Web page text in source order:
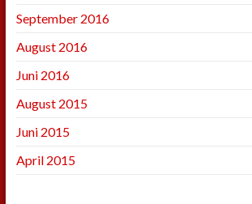
September 2016
August 2016
Juni 2016
August 2015
Juni 2015
April 2015